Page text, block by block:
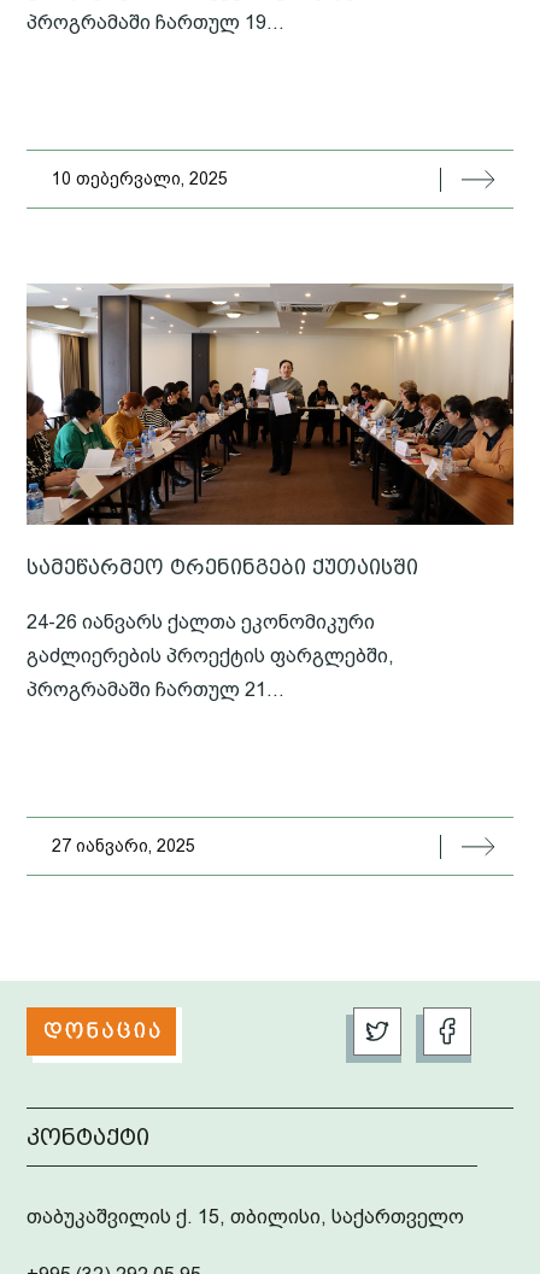
პროგრამაში ჩართულ 19...
10 თებერვალი, 2025
სამეწარმეო ტრენინგები ქუთაისში
24-26 იანვარს ქალთა ეკონომიკური
გაძლიერების პროექტის ფარგლებში,
პროგრამაში ჩართულ 21...
27 იანვარი, 2025
კონტაქტი
თაბუკაშვილის ქ. 15, თბილისი, საქართველო